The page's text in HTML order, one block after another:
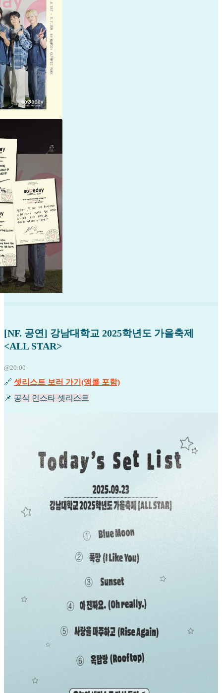
[NF. 공연] 강남대학교 2025학년도 가을축제
<ALL STAR>
@20:00
🔗 셋리스트 보러 가기(앵콜 포함)
📌 공식 인스타 셋리스트